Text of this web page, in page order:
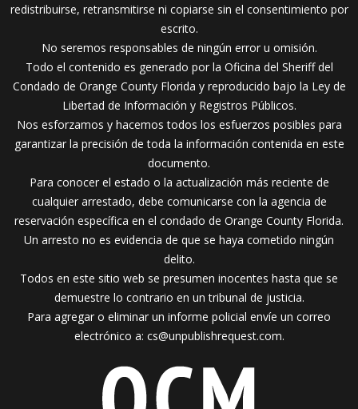
redistribuirse, retransmitirse ni copiarse sin el consentimiento por
escrito.
No seremos responsables de ningún error u omisión.
Todo el contenido es generado por la Oficina del Sheriff del
Condado de Orange County Florida y reproducido bajo la Ley de
Libertad de Información y Registros Públicos.
Nos esforzamos y hacemos todos los esfuerzos posibles para
garantizar la precisión de toda la información contenida en este
documento.
Para conocer el estado o la actualización más reciente de
cualquier arrestado, debe comunicarse con la agencia de
reservación específica en el condado de Orange County Florida.
Un arresto no es evidencia de que se haya cometido ningún
delito.
Todos en este sitio web se presumen inocentes hasta que se
demuestre lo contrario en un tribunal de justicia.
Para agregar o eliminar un informe policial envíe un correo
electrónico a: cs@unpublishrequest.com.